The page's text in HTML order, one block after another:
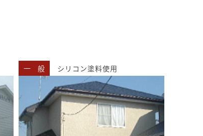
一 般 シリコン塗料使用